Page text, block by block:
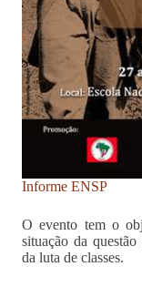
Informe ENSP
O evento tem o
situação da
da luta de classes.